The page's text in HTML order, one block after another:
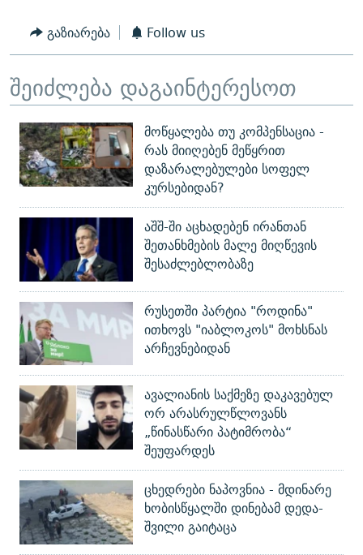
გაზიარება Follow us
შეიძლება დაგაინტერესოთ
მოწყალება თუ კომპენსაცია -
რას მიიღებენ მეწყრით
დაზარალებულები სოფელ
კურსებიდან?
აშშ-ში აცხადებენ ირანთან
შეთანხმების მალე მიღწევის
შესაძლებლობაზე
რუსეთში პარტია "როდინა"
ითხოვს "იაბლოკოს" მოხსნას
არჩევნებიდან
ავალიანის საქმეზე დაკავებულ
ორ არასრულწლოვანს
„წინასწარი პატიმრობა“
შეუფარდეს
ცხედრები ნაპოვნია - მდინარე
ხობისწყალში დინებამ დედა-
შვილი გაიტაცა